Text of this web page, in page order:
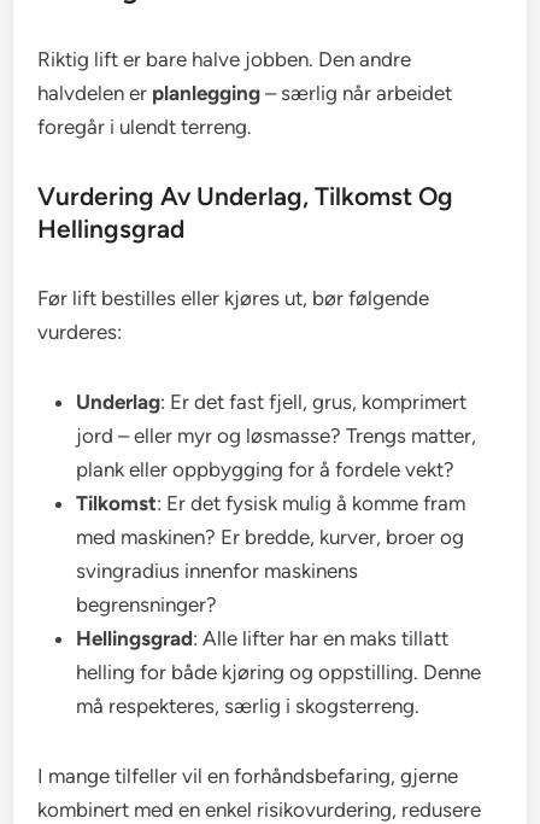
Riktig lift er bare halve jobben. Den andre
halvdelen er planlegging – særlig når arbeidet
foregår i ulendt terreng.
Vurdering Av Underlag, Tilkomst Og
Hellingsgrad
Før lift bestilles eller kjøres ut, bør følgende
vurderes:
Underlag: Er det fast fjell, grus, komprimert
jord – eller myr og løsmasse? Trengs matter,
plank eller oppbygging for å fordele vekt?
Tilkomst: Er det fysisk mulig å komme fram
med maskinen? Er bredde, kurver, broer og
svingradius innenfor maskinens
begrensninger?
Hellingsgrad: Alle lifter har en maks tillatt
helling for både kjøring og oppstilling. Denne
må respekteres, særlig i skogsterreng.
I mange tilfeller vil en forhåndsbefaring, gjerne
kombinert med en enkel risikovurdering, redusere